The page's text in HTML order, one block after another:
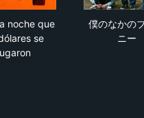
noche que
se
僕のなかの
ニー